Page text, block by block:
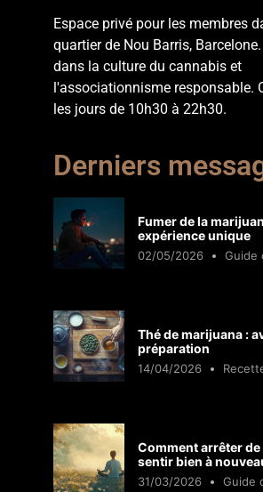
Espace privé pour les membres
quartier de Nou Barris,
dans la culture du cannabis et
l'associationnisme responsable.
les jours de 10h30 à 22h30.
Derniers
Fumer de la
expérience unique
02/05/2026 Guide
Thé de marijuana :
préparation
14/04/2026
Comment arrêter de
sentir bien à
31/03/2026 Guide